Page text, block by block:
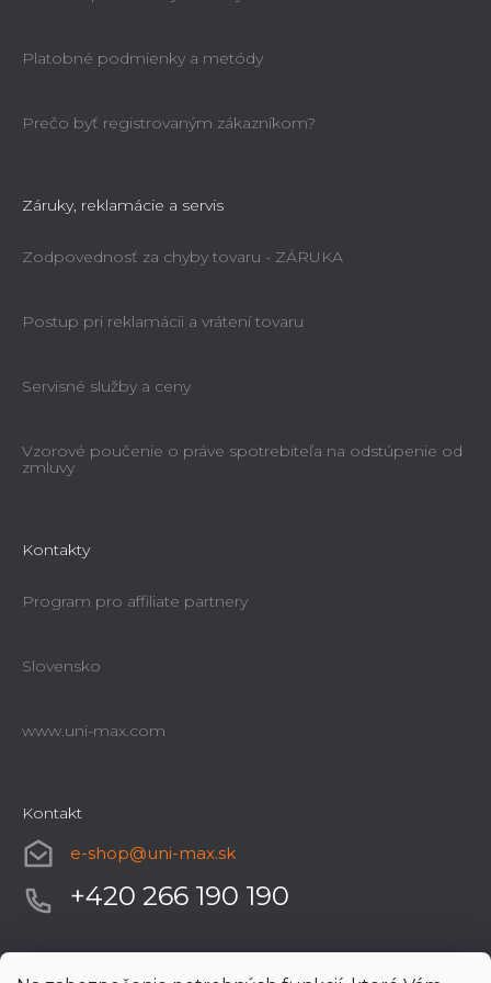
Platobné podmienky a metódy
Prečo byť registrovaným zákazníkom?
Záruky, reklamácie a servis
Zodpovednosť za chyby tovaru - ZÁRUKA
Postup pri reklamácii a vrátení tovaru
Servisné služby a ceny
Vzorové poučenie o práve spotrebiteľa na odstúpenie od
zmluvy
Kontakty
Program pro affiliate partnery
Slovensko
www.uni-max.com
Kontakt
e-shop@uni-max.sk
+420 266 190 190